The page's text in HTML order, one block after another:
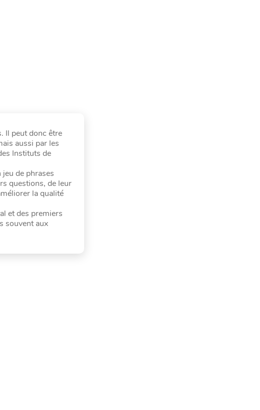
Il peut donc être
aussi par les
Instituts de
de phrases
questions, de leur
la qualité
et des premiers
souvent aux